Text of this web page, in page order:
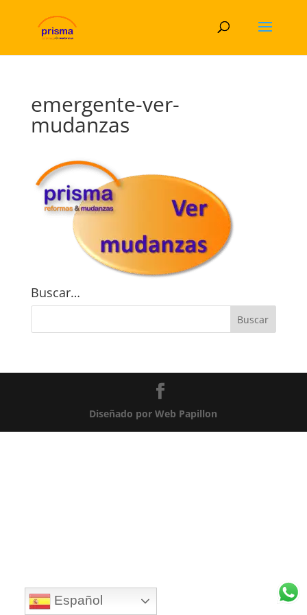
emergente-ver-
mudanzas
Buscar…
Diseñado por Web Papillon
Español